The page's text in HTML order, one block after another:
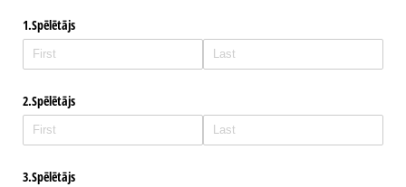
1.Spēlētājs
2.Spēlētājs
3.Spēlētājs